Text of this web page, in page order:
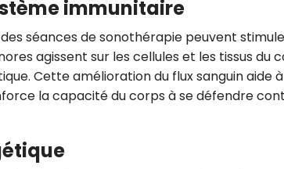
immunitaire
séances de sonothérapie peuvent
agissent sur les cellules et les tissus du
Cette amélioration du flux sanguin aide
la capacité du corps à se défendre
utilisez.
voir notre
Je